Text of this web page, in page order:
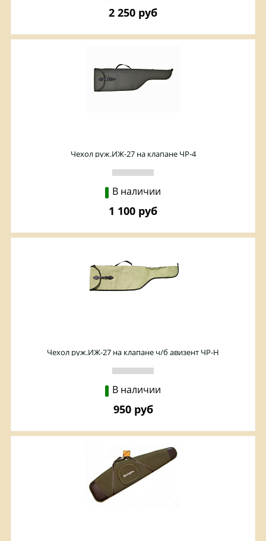
2 250 руб
Чехол руж.ИЖ-27 на клапане ЧР-4
В наличии
1 100 руб
Чехол руж.ИЖ-27 на клапане ч/б авизент ЧР-Н
В наличии
950 руб